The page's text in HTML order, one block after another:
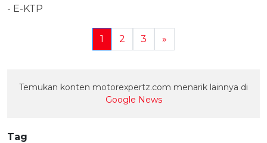
- E-KTP
1 2 3 »
Temukan konten motorexpertz.com menarik lainnya di
Google News
Tag